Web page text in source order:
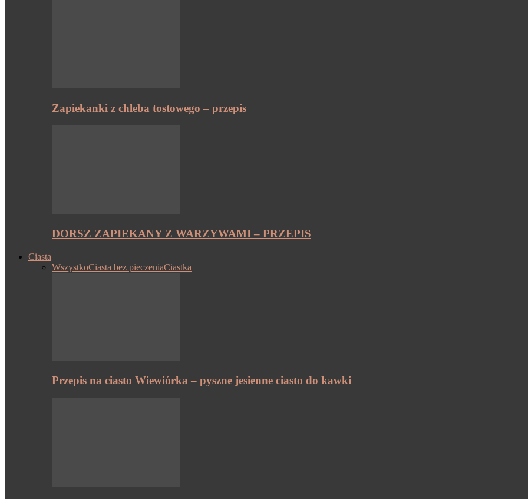
Zapiekanki z chleba tostowego – przepis
DORSZ ZAPIEKANY Z WARZYWAMI – PRZEPIS
Ciasta
WszystkoCiasta bez pieczeniaCiastka
Przepis na ciasto Wiewiórka – pyszne jesienne ciasto do kawki